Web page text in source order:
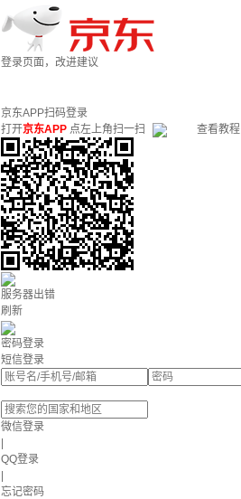
登录页面，改进建议
京东APP扫码登录
打开京东APP 点左上角扫一扫 查看教程
服务器出错
刷新
密码登录
短信登录
微信登录
QQ登录
忘记密码